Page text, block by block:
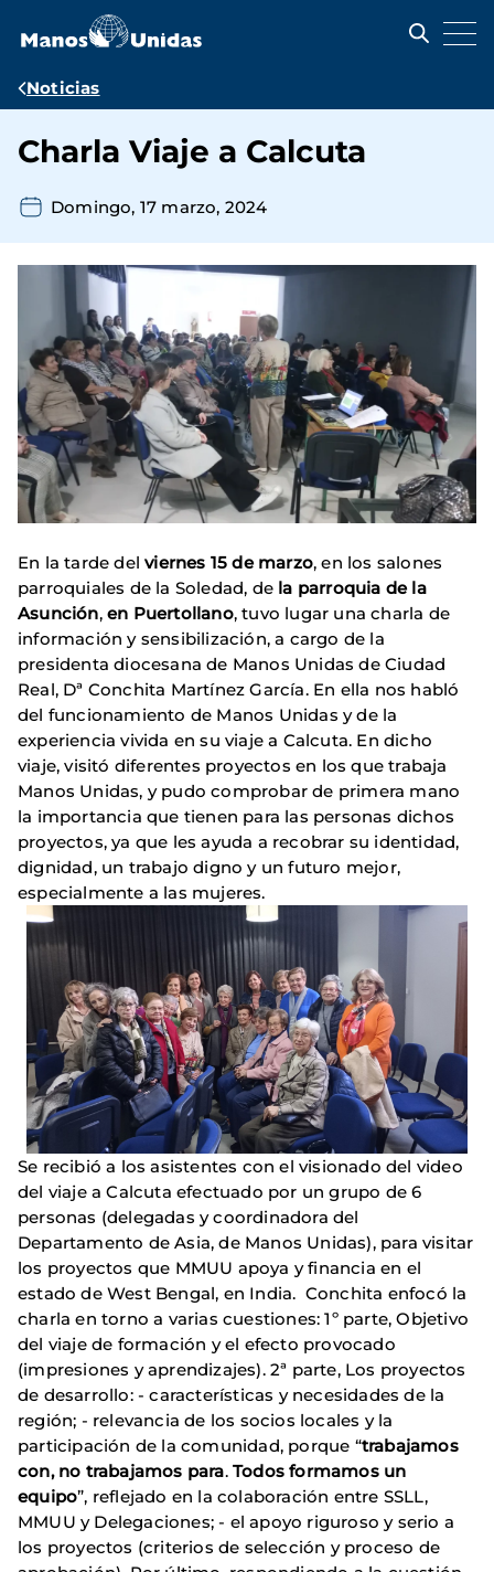
contenido
Ruta
navegación
Noticias
Charla Viaje a Calcuta
Domingo, 17 marzo, 2024
En la tarde delviernes 15 de marzo, en los salones
parroquiales de la Soledad, de la parroquia de la
Asunción,en Puertollano, tuvo lugar una charla de
información y sensibilización, a cargo de la
presidenta diocesana de Manos Unidas de Ciudad
Real, Dª Conchita Martínez García. En ella nos habló
del funcionamiento de Manos Unidas y de la
experiencia vivida en su viaje a Calcuta. En dicho
viaje, visitó diferentes proyectos en los que trabaja
Manos Unidas, y pudo comprobar de primera mano
la importancia que tienen para las personas dichos
proyectos, ya que les ayuda a recobrar su identidad,
dignidad, un trabajo digno y un futuro mejor,
especialmente a las mujeres.
Se recibió a los asistentes con el visionado del video
del viaje a Calcuta efectuado por un grupo de 6
personas (delegadas y coordinadora del
Departamento de Asia, de Manos Unidas), para visitar
los proyectos que MMUU apoya y financia en el
estado de West Bengal, en India. Conchita enfocó la
charla en torno a varias cuestiones: 1º parte, Objetivo
del viaje de formación y el efecto provocado
(impresiones y aprendizajes). 2ª parte, Los proyectos
de desarrollo: - características y necesidades de la
región; - relevancia de los socios locales y la
participación de la comunidad, porque “trabajamos
con, no trabajamos para.Todos formamos un
equipo”, reflejado en la colaboración entre SSLL,
MMUU y Delegaciones; - el apoyo riguroso y serio a
los proyectos (criterios de selección y proceso de